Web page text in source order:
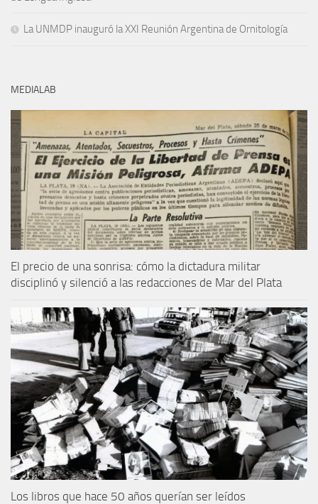
La UNMDP inauguró la XXI Reunión Argentina de Ornitología
MEDIALAB
El precio de una sonrisa: cómo la dictadura militar
disciplinó y silenció a las redacciones de Mar del Plata
Los libros que hace 50 años querían ser leídos